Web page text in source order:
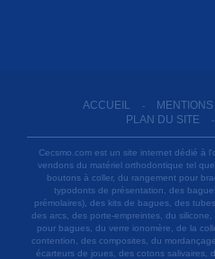
ACCUEIL -
PLAN DU SITE -
Cecsmo.com est un site internet dédié à
vendons du matériel orthodontique tel
boutons à coller, du rangement pour
typodonts de présentation, des
prémolaires), des kits de bagues, des
des arcs, des porte-empreintes, du
pour bagues, du verre ionomère, de la
contention, des composites, du
écarteurs de joues, des cotons salivaires,